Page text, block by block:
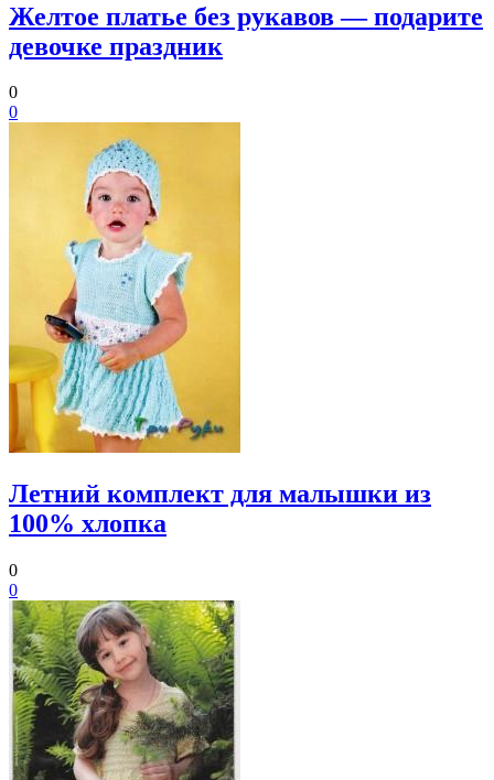
Желтое платье без рукавов — подарите
девочке праздник
0
0
Летний комплект для малышки из
100% хлопка
0
0